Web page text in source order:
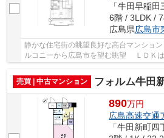
6階 / 3LDK /
広島県広島市
静かな住宅街の眺望良好な高台マンシ
ルコニーから広島市を望む眺望 ＬＤＫ
売買 | 中古マンション
フォルム牛田
890万円